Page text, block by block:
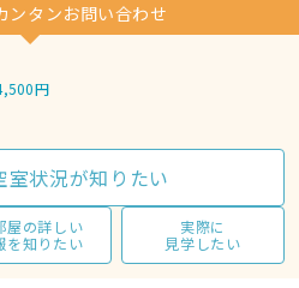
ンタンお問い合わせ
円
室状況が知りたい
屋の詳しい
を知りたい
実際に
見学したい